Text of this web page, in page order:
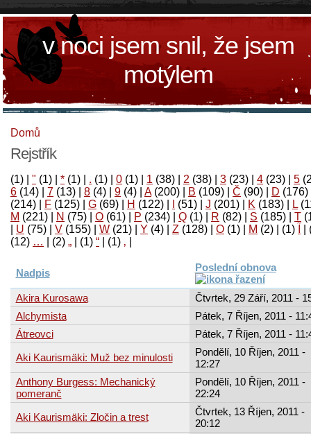
v noci jsem snil, že jsem
motýlem
Domů
Rejstřík
(1) " (1) * (1) . (1) 0 (1) 1 (38) 2 (38) 3 (23) 4 (23) 5
6 (14) 7 (13) 8 (4) 9 (4) A(200) B (109) Č (90) D (176)
(214)
F (125) G (69) H (122) (51) J (201) K (183) L
M (221) N (75) O (61) P (234) Q (1) R (82) S (185) T
U (75) V (155) W (21) Y (4) Z (128) Ο (1) М (2)
(1)
‚
(1)
“
(1)
„
(2)
…
(12)
Nadpis Poslední obnova
Akira Kurosawa
Čtvrtek, 29 Září, 2011 -
Alchymista
Pátek, 7 Říjen, 2011 -
Átreovci
Pátek, 7 Říjen, 2011 -
Aki Kaurismäki: Muž bez minulosti
Pondělí, 10 Říjen, 2011 -
12:27
Anthony Burgess: Mechanický
pomeranč
Pondělí, 10 Říjen, 2011 -
22:24
Aki Kaurismäki: Zločin a trest
Čtvrtek, 13 Říjen, 2011 -
20:12